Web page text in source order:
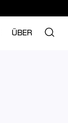
ÜBER